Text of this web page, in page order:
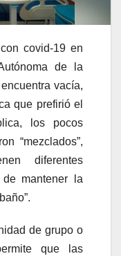
covid-19 en
de la
vacía,
que prefirió el
los pocos
“mezclados”,
diferentes
mantener la
de grupo o
que las